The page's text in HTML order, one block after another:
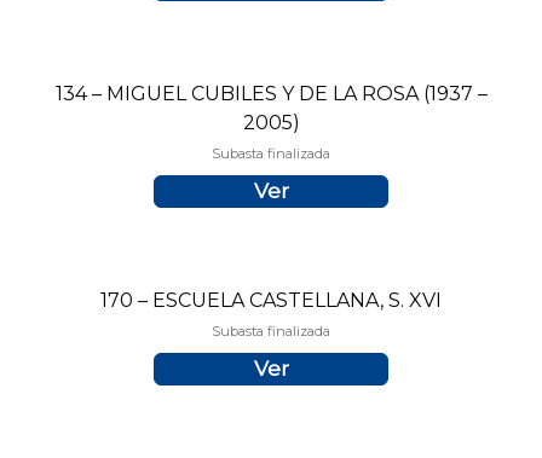
134 – MIGUEL CUBILES Y DE LA ROSA (1937 –
2005)
Subasta finalizada
Ver
170 – ESCUELA CASTELLANA, S. XVI
Subasta finalizada
Ver